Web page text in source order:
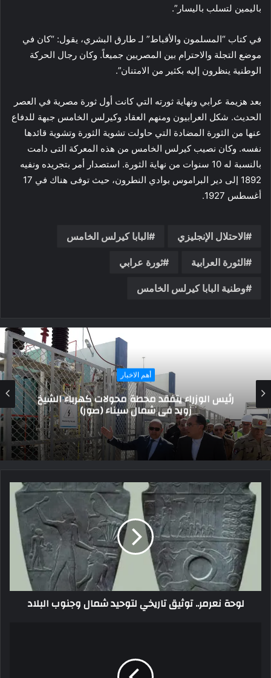
باليمين لتسلب باليسار”.
في كتاب “المسلمون والأقباط” لـ طارق البشري، يقول: “كان في
موضع التجلة والاحترام بين المصريين جميعاً. وكان رجال الحركة
الوطنية ينظرون إليه بكثير من الامتنان”.
بعد هزيمة عرابي ونهاية ثورته التي كانت أول ثورة مصرية في العصر
الحديث. شكل العرابيون ومنهم العقاد وكيرلس الخامس جبهة للدفاع
عنها من الثورة المضادة التي حاولت تشوية الثورة وتشوية قائدها
نفسه. وكان نصيب كيرلس الخامس من هذه المعركة التى دامت
بالنسبة له 10 سنوات من نهاية الثورة. استصدار أمر بتجريده ونفيه
1892 إلى دير البراموس بوادي النطرون، حيث توفى هناك في 17
أغسطس 1927.
الاحتلال الإنجليزي البابا كيرلس الخامس
الثورة العرابية ثورة عرابي
وطنية البابا كيرلس الخامس
وطنيات
علاء عبد الله يكتب..
لوحة نعرمر.. توثيق تاريخي لتوحيد شمال وجنوب البلاد